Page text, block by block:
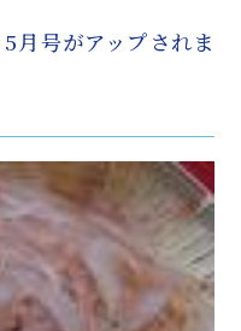
号がアップされま